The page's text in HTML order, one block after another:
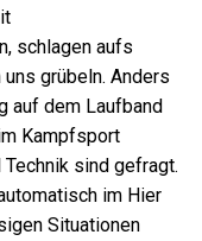
schlagen aufs
grübeln. Anders
auf dem Laufband
Kampfsport
sind gefragt.
im Hier
Situationen